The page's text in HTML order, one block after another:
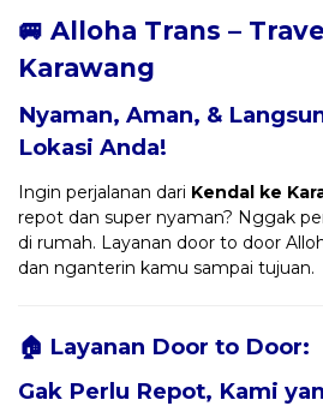
🚐 Alloha Trans –
Karawang
Nyaman, Aman, &
Lokasi Anda!
Ingin perjalanan dari Kendal ke
repot dan super nyaman? Nggak
di rumah. Layanan door to door
dan nganterin kamu sampai tujuan.
🏠 Layanan Door to Door:
Gak Perlu Repot, Kami